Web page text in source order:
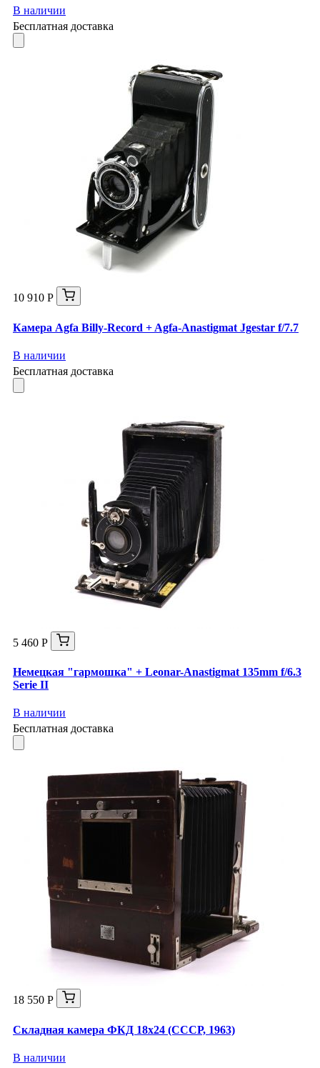
В наличии
Бесплатная доставка
10 910 Р
Камера Agfa Billy-Record + Agfa-Anastigmat Jgestar f/7.7
В наличии
Бесплатная доставка
5 460 Р
Немецкая "гармошка" + Leonar-Anastigmat 135mm f/6.3
Serie II
В наличии
Бесплатная доставка
18 550 Р
Складная камера ФКД 18х24 (СССР, 1963)
В наличии